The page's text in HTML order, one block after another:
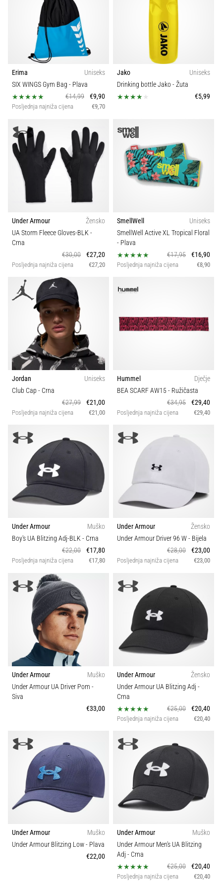
Erima
Uniseks
SIX WINGS Gym Bag - Plava
€14,99
€9,90
Posljednja najniža cijena €9,70
Jako
Uniseks
Drinking bottle Jako- Žuta
€5,99
Under Armour
Žensko
UA Storm Fleece Gloves-BLK-
Crna
€30,00
€27,20
Posljednja najniža cijena €27,20
SmellWell
Uniseks
SmellWell Active XL Tropical Floral
- Plava
€17,95
€16,90
Posljednja najniža cijena €8,90
Jordan
Uniseks
Club Cap - Crna
€27,99
€21,00
Posljednja najniža cijena €21,00
Hummel
Dječje
BEA SCARF AW15- Ružičasta
€34,95
€29,40
Posljednja najniža cijena €29,40
Under Armour
Muško
Boy's UA Blitzing Adj-BLK- Crna
€22,00
€17,80
Posljednja najniža cijena €17,80
Under Armour
Žensko
Under Armour Driver 96 W- Bijela
€28,00
€23,00
Posljednja najniža cijena €23,00
Under Armour
Muško
Under Armour UA Driver Pom -
Siva
€33,00
Under Armour
Žensko
Under Armour UA Blitzing Adj -
Crna
€25,00
€20,40
Posljednja najniža cijena €20,40
Under Armour
Muško
Under Armour Blitzing Low- Plava
€22,00
Under Armour
Muško
Under Armour Men's UA Blitzing
Adj - Crna
€25,00
€20,40
Posljednja najniža cijena €20,40